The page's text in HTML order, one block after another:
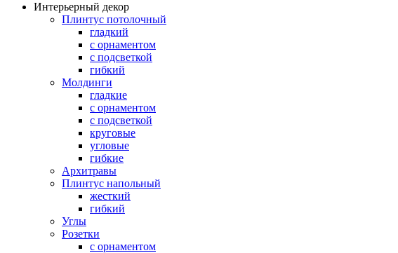
Интерьерный декор
Плинтус потолочный
гладкий
с орнаментом
с подсветкой
гибкий
Молдинги
гладкие
с орнаментом
с подсветкой
круговые
угловые
гибкие
Архитравы
Плинтус напольный
жесткий
гибкий
Углы
Розетки
с орнаментом